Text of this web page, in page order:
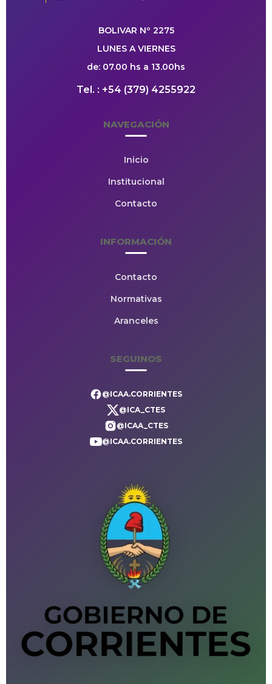
BOLIVAR Nº 2275
LUNES A VIERNES
de: 07.00 hs a 13.00hs
Tel. : +54 (379) 4255922
NAVEGACIÓN
Inicio
Institucional
Contacto
INFORMACIÓN
Contacto
Normativas
Aranceles
SEGUINOS
@ICAA.CORRIENTES
@ICA_CTES
@ICAA_CTES
@ICAA.CORRIENTES